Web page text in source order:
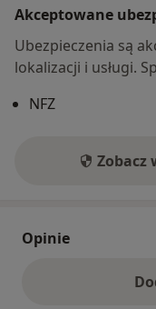
Akceptowane
Ubezpieczenia są
lokalizacji i usługi.
NFZ
Zobacz
Opinie